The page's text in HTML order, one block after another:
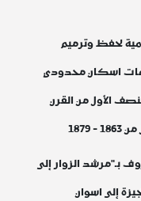
لحفظ وترميم
اسكان محدودي
الأول من القرن
بـ"مرشد الزوار إلى
إلى اسوان